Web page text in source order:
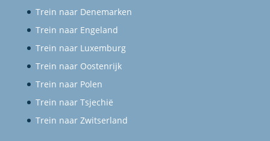
Trein naar Denemarken
Trein naar Engeland
Trein naar Luxemburg
Trein naar Oostenrijk
Trein naar Polen
Trein naar Tsjechië
Trein naar Zwitserland